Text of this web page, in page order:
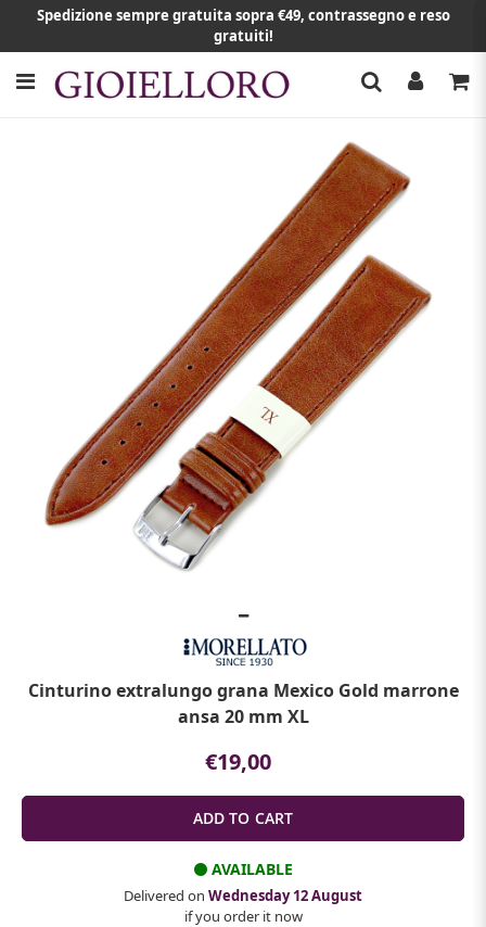
Spedizione sempre gratuita sopra €49, contrassegno e reso
gratuiti!
Cinturino extralungo grana Mexico Gold marrone
ansa 20 mm XL
€19,00
AVAILABLE
Delivered on Wednesday 12 August
if you order it now